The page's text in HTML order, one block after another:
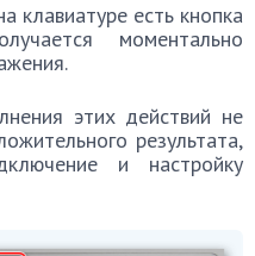
клавиатуре есть кнопка
моментально
этих действий не
результата,
и настройку